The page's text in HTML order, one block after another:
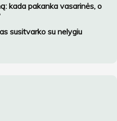
kada pakanka vasarinės, o
susitvarko su nelygiu